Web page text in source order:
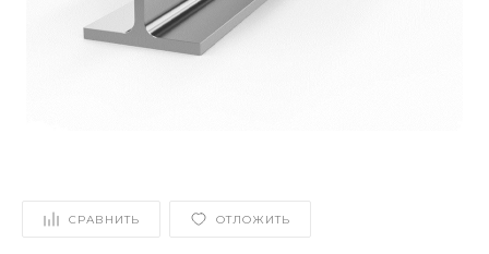
СРАВНИТЬ ОТЛОЖИТЬ